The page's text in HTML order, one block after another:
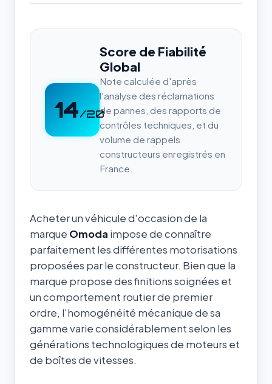
14/20
Score de Fiabilité
Global
Note calculée d'après
l'analyse des réclamations
de pannes, des rapports de
contrôles techniques, et du
volume de rappels
constructeurs enregistrés en
France.
Acheter un véhicule d'occasion de la
marque Omoda impose de connaître
parfaitement les différentes motorisations
proposées par le constructeur. Bien que la
marque propose des finitions soignées et
un comportement routier de premier
ordre, l'homogénéité mécanique de sa
gamme varie considérablement selon les
générations technologiques de moteurs et
de boîtes de vitesses.